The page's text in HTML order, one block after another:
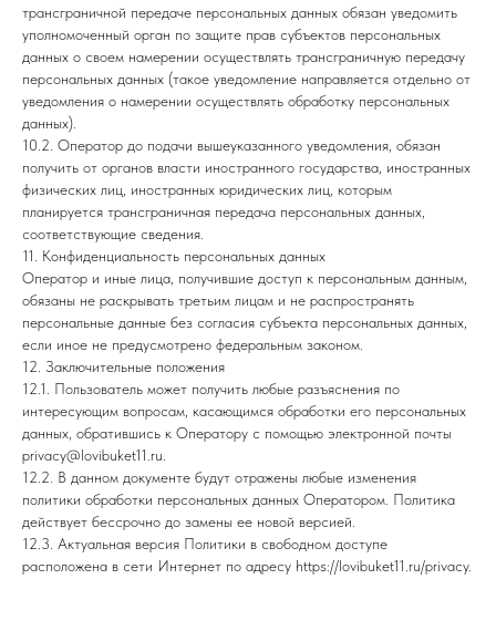
трансграничной передаче персональных данных обязан уведомить
уполномоченный орган по защите прав субъектов персональных
данных о своем намерении осуществлять трансграничную передачу
персональных данных (такое уведомление направляется отдельно от
уведомления о намерении осуществлять обработку персональных
данных).
10.2. Оператор до подачи вышеуказанного уведомления, обязан
получить от органов власти иностранного государства, иностранных
физических лиц, иностранных юридических лиц, которым
планируется трансграничная передача персональных данных,
соответствующие сведения.
11. Конфиденциальность персональных данных
Оператор и иные лица, получившие доступ к персональным данным,
обязаны не раскрывать третьим лицам и не распространять
персональные данные без согласия субъекта персональных данных,
если иное не предусмотрено федеральным законом.
12. Заключительные положения
12.1. Пользователь может получить любые разъяснения по
интересующим вопросам, касающимся обработки его персональных
данных, обратившись к Оператору с помощью электронной почты
privacy@lovibuket11.ru.
12.2. В данном документе будут отражены любые изменения
политики обработки персональных данных Оператором. Политика
действует бессрочно до замены ее новой версией.
12.3. Актуальная версия Политики в свободном доступе
расположена в сети Интернет по адресу https://lovibuket11.ru/privacy.